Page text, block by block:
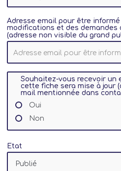
Adresse email pour être informé
modifications et des demandes
(adresse non visible du grand
Souhaitez-vous recevoir un
cette fiche sera mise à jour
mail mentionnée dans
Oui
Non
Etat